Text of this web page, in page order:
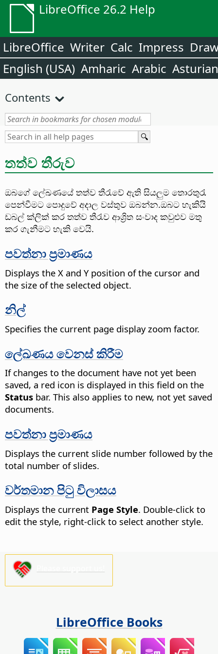
LibreOffice 26.2 Help
LibreOffice Writer Calc Impress
English (USA) Amharic Arabic Asturian
Contents
තත්ව තීරුව
ඔබගේ ලේඛණයේ තත්ව තීරැවේ ඇති සියලුම තොරතුරැ
පෙන්වීමට පොදුවේ අදාල වස්තුව ඔබන්න.ඔබට හැකියි
ඩබල් ක්ලික් කර තත්ව තීරැව ආශ්‍රිත සංවාද කවුළුව මතු
කර ගැනීමට හැකි වෙයි.
පවත්නා ප්‍රමාණය
Displays the X and Y position of the cursor and
the size of the selected object.
නිල්
Specifies the current page display zoom factor.
ලේඛණය වෙනස් කිරීම
If changes to the document have not yet been
saved, a red icon is displayed in this field on the
Status bar. This also applies to new, not yet saved
documents.
පවත්නා ප්‍රමාණය
Displays the current slide number followed by the
total number of slides.
වර්තමාන පිටු විලාසය
Displays the current Page Style. Double-click to
edit the style, right-click to select another style.
LibreOffice Books